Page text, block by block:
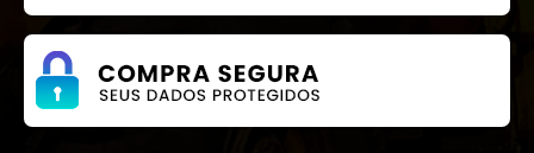
Solenoides
TIRA DE BRONZE
Transmissão